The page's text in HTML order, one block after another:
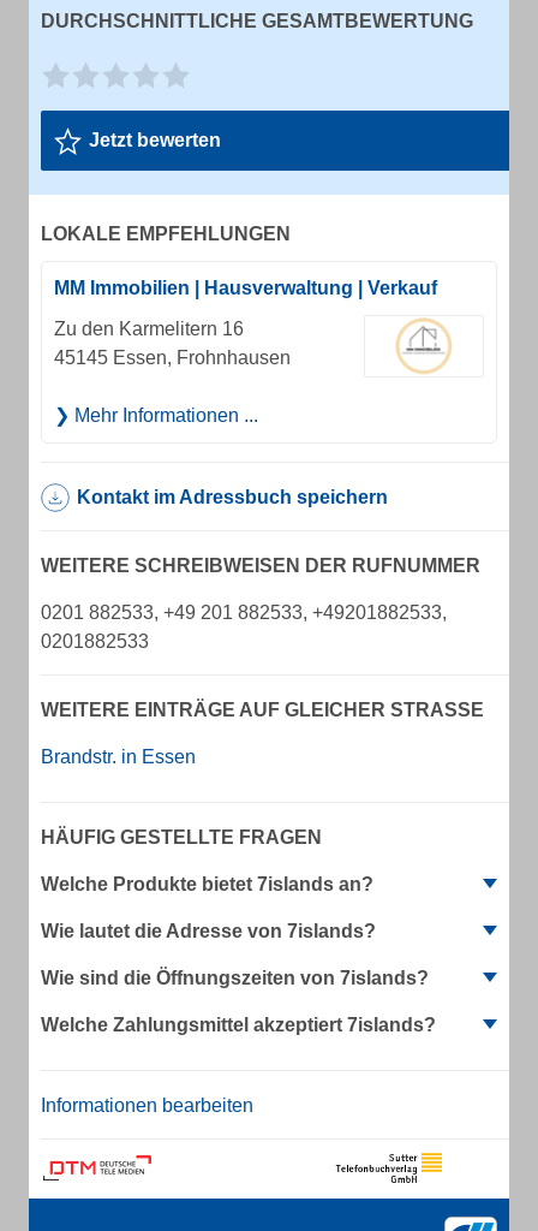
DURCHSCHNITTLICHE GESAMTBEWERTUNG
Jetzt bewerten
LOKALE EMPFEHLUNGEN
MM Immobilien | Hausverwaltung | Verkauf
Zu den Karmelitern 16
45145 Essen, Frohnhausen
Mehr Informationen ...
Kontakt im Adressbuch speichern
WEITERE SCHREIBWEISEN DER RUFNUMMER
0201 882533, +49 201 882533, +49201882533,
0201882533
WEITERE EINTRÄGE AUF GLEICHER STRASSE
Brandstr. in Essen
HÄUFIG GESTELLTE FRAGEN
Welche Produkte bietet 7islands an?
Wie lautet die Adresse von 7islands?
Wie sind die Öffnungszeiten von 7islands?
Welche Zahlungsmittel akzeptiert 7islands?
Informationen bearbeiten